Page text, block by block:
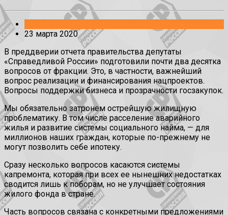
23 марта 2020
В преддверии отчета правительства депутаты
«Справедливой России» подготовили почти два десятка
вопросов от фракции. Это, в частности, важнейший
вопрос реализации и финансирования нацпроектов.
Вопросы поддержки бизнеса и прозрачности госзакупок.
Мы обязательно затронем острейшую жилищную
проблематику. В том числе расселение аварийного
жилья и развитие системы социального найма, — для
миллионов наших граждан, которые по-прежнему не
могут позволить себе ипотеку.
Сразу несколько вопросов касаются системы
капремонта, которая при всех ее нынешних недостатках
сводится лишь к поборам, но не улучшает состояния
жилого фонда в стране.
Часть вопросов связана с конкретными предложениями